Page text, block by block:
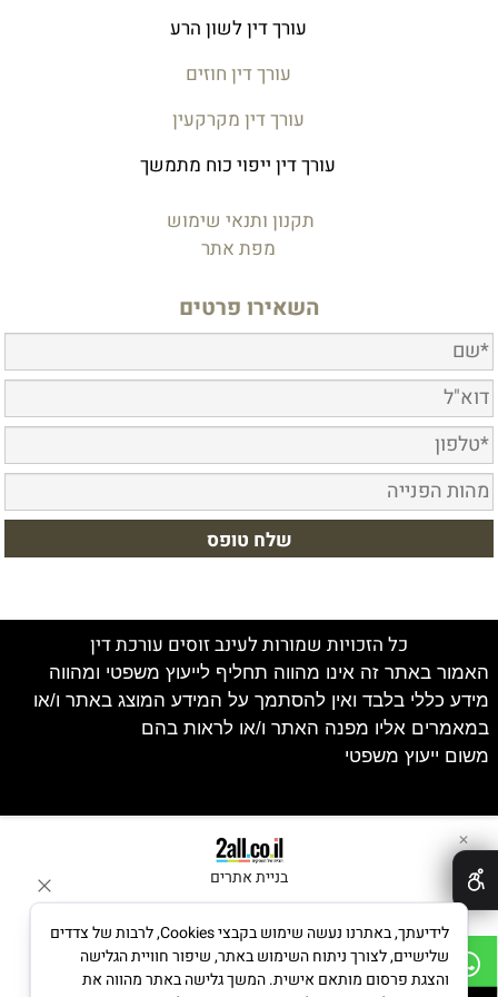
עורך דין לשון הרע
עורך דין חוזים
עורך דין מקרקעין
עורך דין ייפוי כוח מתמשך
תקנון ותנאי שימוש
מפת אתר
השאירו פרטים
כל הזכויות שמורות לעינב זוסים עורכת דין
האמור באתר זה אינו מהווה תחליף לייעוץ משפטי ומהווה
מידע כללי בלבד ואין להסתמך על המידע המוצג באתר ו/או
במאמרים אליו מפנה האתר ו/או לראות בהם
משום ייעוץ משפטי
בניית אתרים
✕
לידיעתך, באתרנו נעשה שימוש בקבצי Cookies, לרבות של צדדים
שלישיים, לצורך ניתוח השימוש באתר, שיפור חוויית הגלישה
והצגת פרסום מותאם אישית. המשך גלישה באתר מהווה את